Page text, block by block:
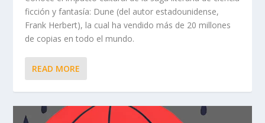
ficción y fantasía: Dune (del autor estadounidense,
Frank Herbert), la cual ha vendido más de 20 millones
de copias en todo el mundo.
READ MORE